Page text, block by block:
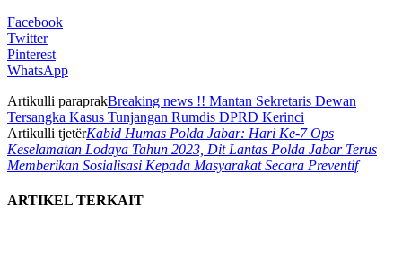
Facebook
Twitter
Pinterest
WhatsApp
Artikulli paraprakBreaking news !! Mantan Sekretaris Dewan
Tersangka Kasus Tunjangan Rumdis DPRD Kerinci
Artikulli tjetërKabid Humas Polda Jabar: Hari Ke-7 Ops
Keselamatan Lodaya Tahun 2023, Dit Lantas Polda Jabar Terus
Memberikan Sosialisasi Kepada Masyarakat Secara Preventif
ARTIKEL TERKAIT